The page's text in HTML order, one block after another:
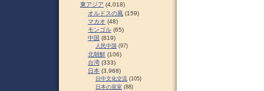
東アジア (4,018)
オルドスの風 (159)
マカオ (48)
モンゴル (65)
中国 (819)
人民中国 (97)
北朝鮮 (106)
台湾 (333)
日本 (3,968)
日中文化交流 (105)
日本の皇室 (88)